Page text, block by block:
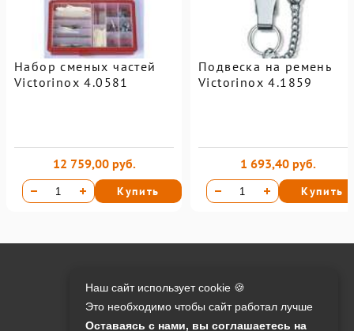
Набор сменых частей
Victorinox 4.0581
12 759,00 руб.
Купить
Подвеска на ремень
Victorinox 4.1859
1 693,40 руб.
Купить
Контакты:
Онлайн оплата на сайте:
Наш сайт использует cookie 🍪
Это необходимо чтобы сайт работал лучше
Оставаясь с нами, вы соглашаетесь на